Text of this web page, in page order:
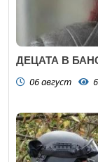
ДЕЦАТА В
06 август